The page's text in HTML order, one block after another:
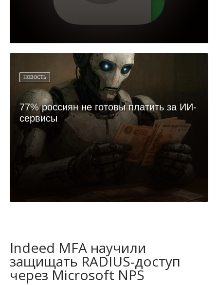
НОВОСТЬ
77% россиян не готовы платить за ИИ-
сервисы
Indeed MFA научили
защищать RADIUS-доступ
через Microsoft NPS